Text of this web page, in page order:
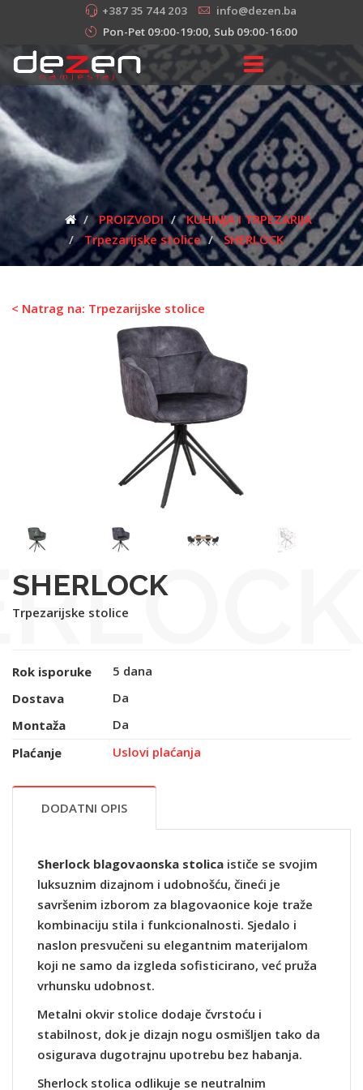
+387 35 744 203
info@dezen.ba
Pon-Pet 09:00-19:00, Sub 09:00-16:00
PROIZVODI
KUHINJA I TRPEZARIJA
Trpezarijske stolice
SHERLOCK
< Natrag na: Trpezarijske stolice
SHERLOCK
Trpezarijske stolice
Rok isporuke
5 dana
Dostava
Da
Montaža
Da
Plaćanje
Uslovi plaćanja
DODATNI OPIS
Sherlock blagovaonska stolica ističe se svojim
luksuznim dizajnom i udobnošću, čineći je
savršenim izborom za blagovaonice koje traže
kombinaciju stila i funkcionalnosti. Sjedalo i
naslon presvučeni su elegantnim materijalom
koji ne samo da izgleda sofisticirano, već pruža
vrhunsku udobnost.
Metalni okvir stolice dodaje čvrstoću i
stabilnost, dok je dizajn nogu osmišljen tako da
osigurava dugotrajnu upotrebu bez habanja.
Sherlock stolica odlikuje se neutralnim